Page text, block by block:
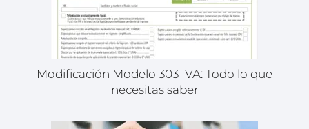
Modificación Modelo 303 IVA: Todo lo que
necesitas saber